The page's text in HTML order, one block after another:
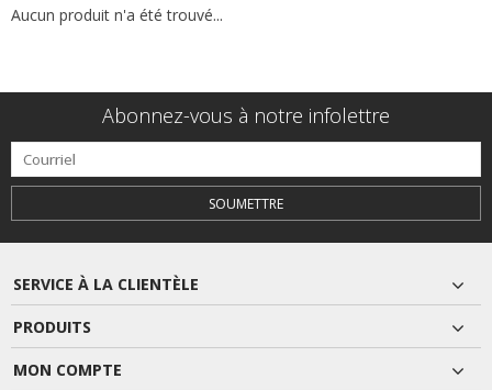
Aucun produit n'a été trouvé...
Abonnez-vous à notre infolettre
SOUMETTRE
SERVICE À LA CLIENTÈLE
PRODUITS
MON COMPTE